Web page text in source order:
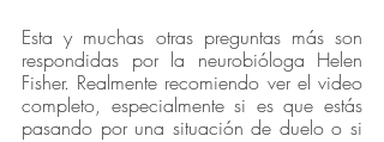
Esta y muchas otras preguntas más son
respondidas por la neurobióloga Helen
Fisher. Realmente recomiendo ver el video
completo, especialmente si es que estás
pasando por una situación de duelo o si